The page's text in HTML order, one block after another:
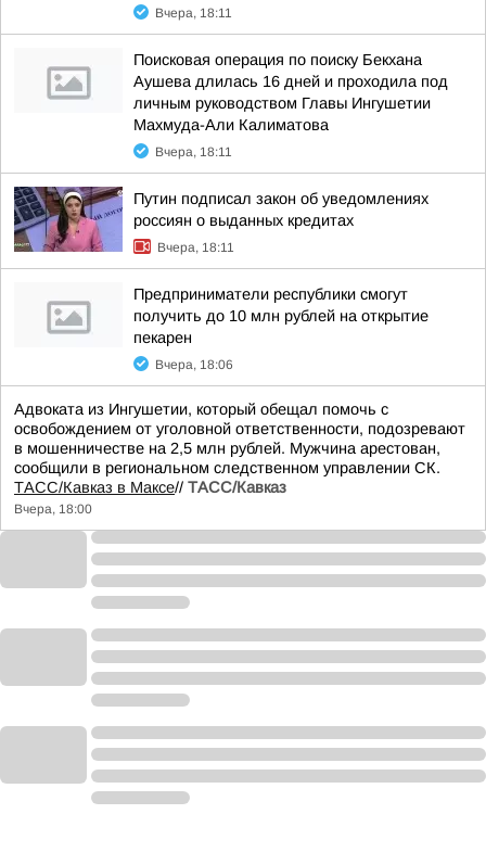
Вчера, 18:11
Поисковая операция по поиску Бекхана
Аушева длилась 16 дней и проходила под
личным руководством Главы Ингушетии
Махмуда-Али Калиматова
Вчера, 18:11
Путин подписал закон об уведомлениях
россиян о выданных кредитах
Вчера, 18:11
Предприниматели республики смогут
получить до 10 млн рублей на открытие
пекарен
Вчера, 18:06
Адвоката из Ингушетии, который обещал помочь с
освобождением от уголовной ответственности, подозревают
в мошенничестве на 2,5 млн рублей. Мужчина арестован,
сообщили в региональном следственном управлении СК.
ТАСС/Кавказ в Максе// ТАСС/Кавказ
Вчера, 18:00